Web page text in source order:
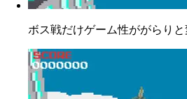
ボス戦だけゲーム性ががらり